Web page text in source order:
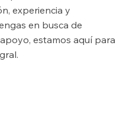
experiencia y
en busca de
estamos aquí para